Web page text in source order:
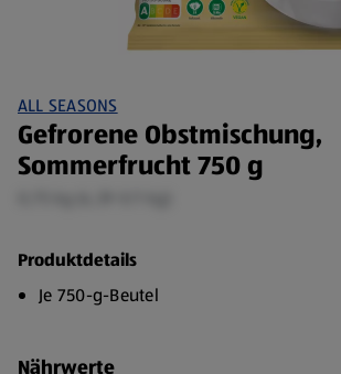
ALL SEASONS
Gefrorene Obstmischung,
Sommerfrucht 750 g
Produktdetails
Je 750-g-Beutel
Nährwerte